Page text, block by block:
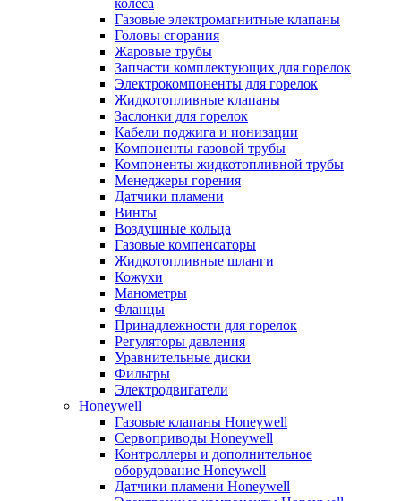
колеса
Газовые электромагнитные клапаны
Головы сгорания
Жаровые трубы
Запчасти комплектующих для горелок
Электрокомпоненты для горелок
Жидкотопливные клапаны
Заслонки для горелок
Кабели поджига и ионизации
Компоненты газовой трубы
Компоненты жидкотопливной трубы
Менеджеры горения
Датчики пламени
Винты
Воздушные кольца
Газовые компенсаторы
Жидкотопливные шланги
Кожухи
Манометры
Фланцы
Принадлежности для горелок
Регуляторы давления
Уравнительные диски
Фильтры
Электродвигатели
Honeywell
Газовые клапаны Honeywell
Сервоприводы Honeywell
Контроллеры и дополнительное
оборудование Honeywell
Датчики пламени Honeywell